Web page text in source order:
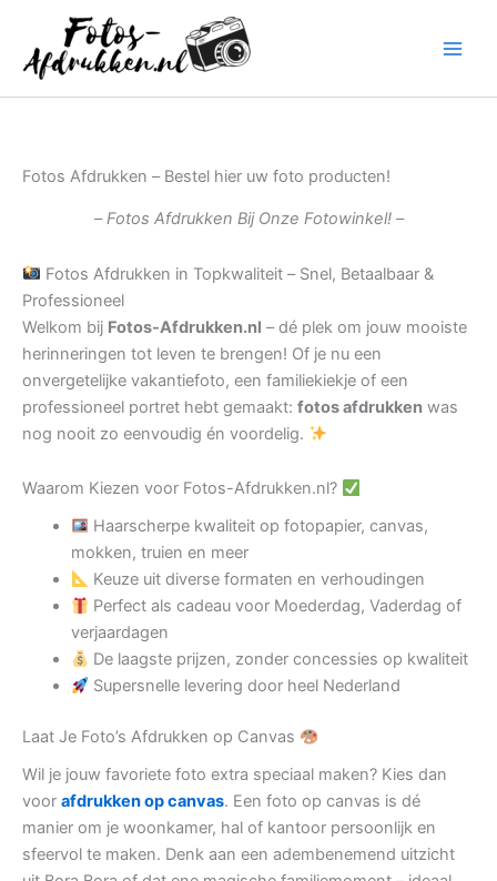
inhoud
Fotos Afdrukken – Bestel hier uw foto producten!
– Fotos Afdrukken Bij Onze Fotowinkel! –
Fotos Afdrukken in Topkwaliteit – Snel, Betaalbaar &
Professioneel
Welkom bij Fotos-Afdrukken.nl – dé plek om jouw mooiste
herinneringen tot leven te brengen! Of je nu een
onvergetelijke vakantiefoto, een familiekiekje of een
professioneel portret hebt gemaakt: fotos afdrukken was
nog nooit zo eenvoudig én voordelig.
Waarom Kiezen voor Fotos-Afdrukken.nl?
Haarscherpe kwaliteit op fotopapier, canvas,
mokken, truien en meer
Keuze uit diverse formaten en verhoudingen
Perfect als cadeau voor Moederdag, Vaderdag of
verjaardagen
De laagste prijzen, zonder concessies op kwaliteit
Supersnelle levering door heel Nederland
Laat Je Foto’s Afdrukken op Canvas
Wil je jouw favoriete foto extra speciaal maken? Kies dan
voor afdrukken op canvas. Een foto op canvas is dé
manier om je woonkamer, hal of kantoor persoonlijk en
sfeervol te maken. Denk aan een adembenemend uitzicht